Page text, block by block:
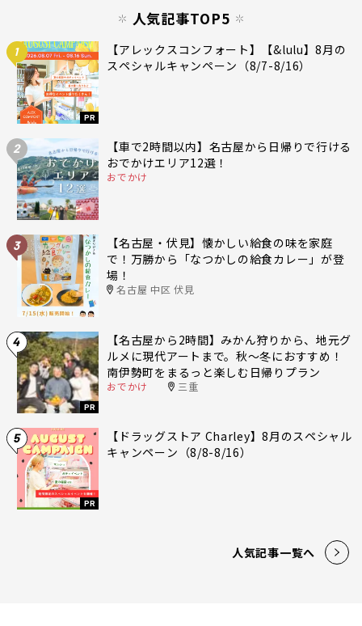
人気記事TOP5
1
PR
【アレックスコンフォート】【&lulu】8月の
スペシャルキャンペーン（8/7-8/16）
2
【車で2時間以内】名古屋から日帰りで行ける
おでかけエリア12選！
おでかけ
3
【名古屋・伏見】懐かしい給食の味を家庭
で！万勝から「なつかしの給食カレー」が登
場！
名古屋 中区 伏見
4
PR
【名古屋から2時間】みかん狩りから、地元グ
ルメに現代アートまで。秋〜冬におすすめ！
南伊勢町をまるっと楽しむ日帰りプラン
おでかけ 三重
5
PR
【ドラッグストア Charley】8月のスペシャル
キャンペーン（8/8-8/16）
人気記事一覧へ